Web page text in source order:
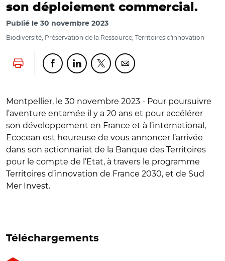
son déploiement commercial.
Publié le 30 novembre 2023
Biodiversité, Préservation de la Ressource, Territoires d'innovation
Lancer l'impressionPartager cette page sur Facebook
Partager cette page sur Linkedin
Partager cette page sur Twitter
Partager cette page sur
Montpellier, le 30 novembre 2023 - Pour poursuivre
l’aventure entamée il y a 20 ans et pour accélérer
son développement en France et à l’international,
Ecocean est heureuse de vous annoncer l’arrivée
dans son actionnariat de la Banque des Territoires
pour le compte de l’Etat, à travers le programme
Territoires d’innovation de France 2030, et de Sud
Mer Invest.
Téléchargements